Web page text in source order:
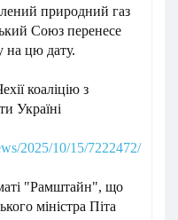
природний газ
Союз перенесе
на цю дату.
коаліцію з
Україні
2025/10/15/7222472/
"Рамштайн", що
міністра Піта